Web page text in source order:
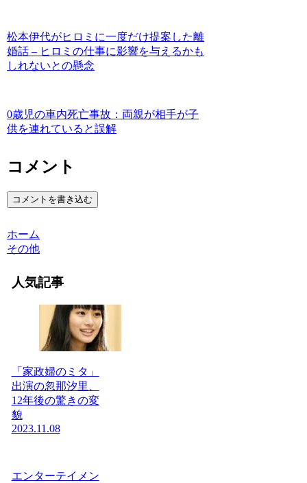
松本伊代がヒロミに一度だけ提案した離
婚話 – ヒロミの仕事に影響を与えるかも
しれないとの懸念
0歳児の車内死亡事故：両親が相手が子
供を連れていると誤解
コメント
コメントを書き込む
ホーム
その他
人気記事
「家政婦のミタ」
出演の忽那汐里、
12年後の驚きの変
貌
2023.11.08
エンターテイメン